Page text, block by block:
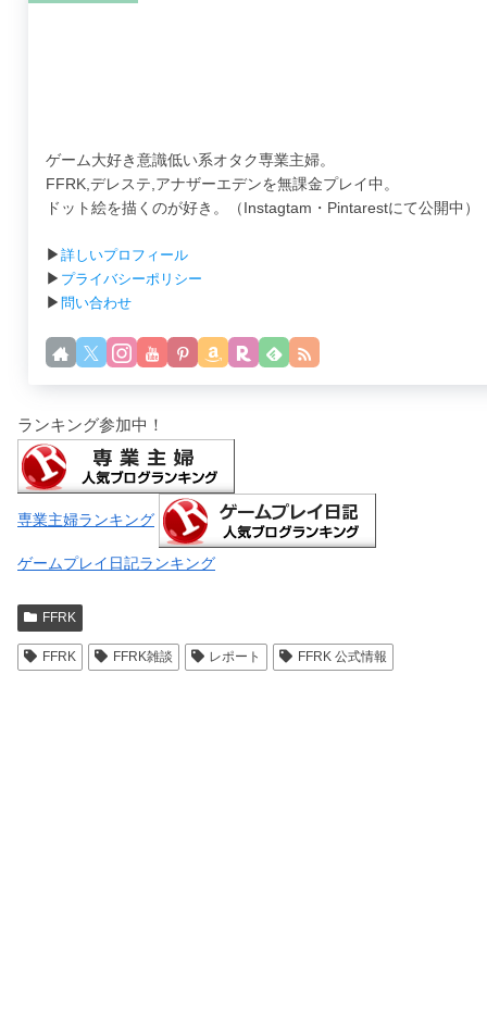
ゲーム大好き意識低い系オタク専業主婦。
FFRK,デレステ,アナザーエデンを無課金プレイ中。
ドット絵を描くのが好き。（Instagtam・Pintarestにて公開中）
▶ 詳しいプロフィール
▶ プライバシーポリシー
▶ 問い合わせ
ランキング参加中！
専業主婦ランキング
ゲームプレイ日記ランキング
FFRK
FFRK FFRK雑談 レポート FFRK 公式情報